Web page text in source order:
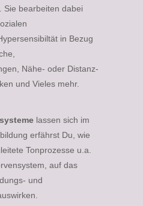
Sie bearbeiten dabei
in Bezug
Nähe- oder Distanz-
und Vieles mehr.
lassen sich im
erfährst Du, wie
Tonprozesse u.a.
auf das
und